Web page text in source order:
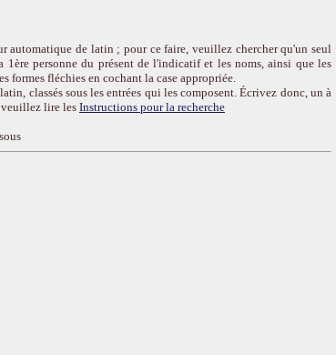
automatique de latin ; pour ce faire, veuillez chercher qu'un seul
1ère personne du présent de l'indicatif et les noms, ainsi que les
formes fléchies en cochant la case appropriée.
classés sous les entrées qui les composent. Écrivez donc, un à
veuillez lire lesInstructions pour la recherche